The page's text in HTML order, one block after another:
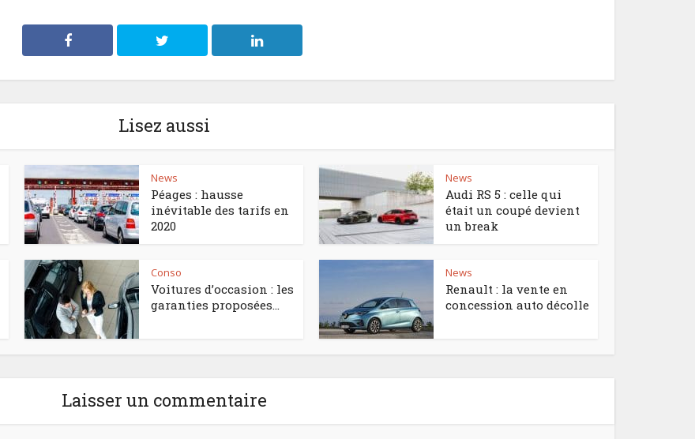
Lisez aussi
News
Péages : hausse
inévitable des tarifs en
2020
News
Audi RS 5 : celle qui
était un coupé devient
un break
Conso
Voitures d’occasion : les
garanties proposées...
News
Renault : la vente en
concession auto décolle
Laisser un commentaire